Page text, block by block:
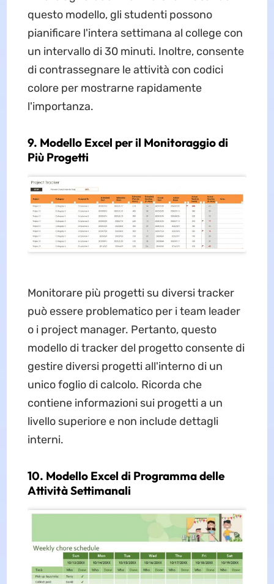
questo modello, gli studenti possono
pianificare l'intera settimana al college con
un intervallo di 30 minuti. Inoltre, consente
di contrassegnare le attività con codici
colore per mostrarne rapidamente
l'importanza.
9. Modello Excel per il Monitoraggio di
Più Progetti
Monitorare più progetti su diversi tracker
può essere problematico per i team leader
o i project manager. Pertanto, questo
modello di tracker del progetto consente di
gestire diversi progetti all'interno di un
unico foglio di calcolo. Ricorda che
contiene informazioni sui progetti a un
livello superiore e non include dettagli
interni.
10. Modello Excel di Programma delle
Attività Settimanali